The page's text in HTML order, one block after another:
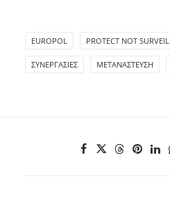
EUROPOL PROTECT NOT SURVEIL
ΣΥΝΕΡΓΑΣΊΕΣ ΜΕΤΑΝΆΣΤΕΥΣΗ